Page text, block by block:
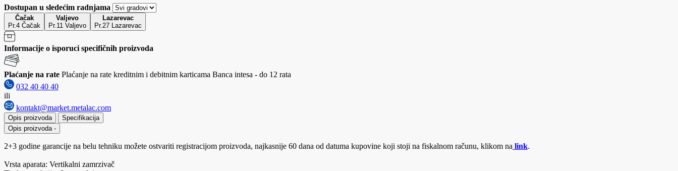
Dostupan u sledećim radnjama
Čačak
Pr.4 Čačak
Valjevo
Pr.11 Valjevo
Lazarevac
Pr.27 Lazarevac
Informacije o isporuci specifičnih proizvoda
Plaćanje na rate Plaćanje na rate kreditnim i debitnim karticama Banca intesa - do 12 rata
032 40 40 40
ili
kontakt@market.metalac.com
Opis proizvoda
Specifikacija
Opis proizvoda -
2+3 godine garancije na belu tehniku možete ostvariti registracijom proizvoda, najkasnije 60 dana od datuma kupovine koji stoji na fiskalnom računu, klikom na link.
Vrsta aparata: Vertikalni zamrzivač